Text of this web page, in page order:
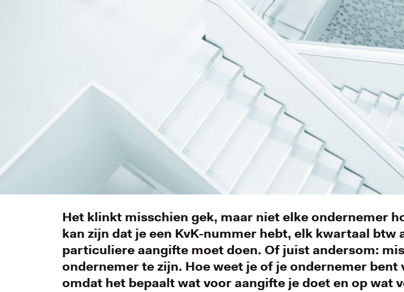
Het klinkt misschien gek, maar niet elke ondernemer
kan zijn dat je een KvK-nummer hebt, elk kwartaal
particuliere aangifte moet doen. Of juist andersom:
ondernemer te zijn. Hoe weet je of je ondernemer
omdat het bepaalt wat voor aangifte je doet en op wat